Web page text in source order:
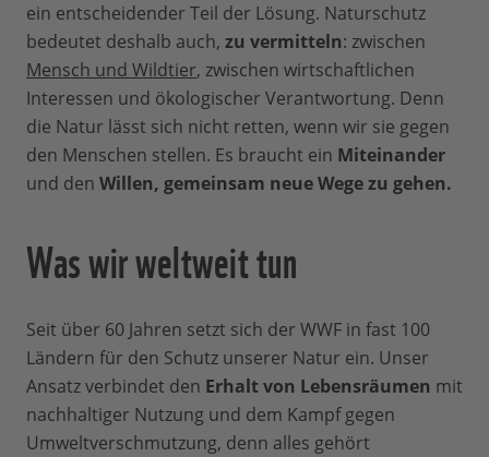
ein entscheidender Teil der Lösung. Naturschutz
bedeutet deshalb auch, zu vermitteln: zwischen
Mensch und Wildtier, zwischen wirtschaftlichen
Interessen und ökologischer Verantwortung. Denn
die Natur lässt sich nicht retten, wenn wir sie gegen
den Menschen stellen. Es braucht ein Miteinander
und den Willen, gemeinsam neue Wege zu gehen.
Was wir weltweit tun
Seit über 60 Jahren setzt sich der WWF in fast 100
Ländern für den Schutz unserer Natur ein. Unser
Ansatz verbindet den Erhalt von Lebensräumen mit
nachhaltiger Nutzung und dem Kampf gegen
Umweltverschmutzung, denn alles gehört